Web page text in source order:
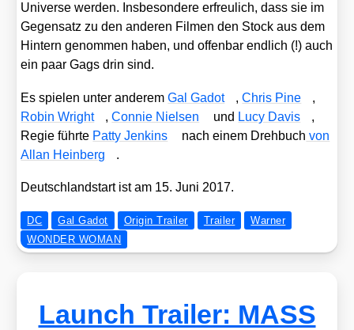
Uni­ver­se wer­den. Ins­be­son­de­re erfreu­lich, dass sie im
Gegen­satz zu den ande­ren Fil­men den Stock aus dem
Hin­tern genom­men haben, und offen­bar end­lich (!) auch
ein paar Gags drin sind.
Es spie­len unter ande­remGal Gadot ,Chris Pine
,
Robin Wright
,Con­nie Niel­sen und Lucy Davis
,
Regie führ­te Pat­ty Jenk­ins nach einem Dreh­buch von
Allan Hein­berg
.
Deutsch­land­start ist am 15. Juni 2017.
DC Gal Gadot Origin Trailer Trailer
Warner
WONDER WOMAN
Launch Trailer: MASS